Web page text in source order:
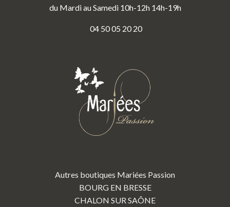
du Mardi au Samedi 10h-12h 14h-19h
04 50 05 20 20
Autres boutiques Mariées Passion
BOURG EN BRESSE
CHALON SUR SAÔNE